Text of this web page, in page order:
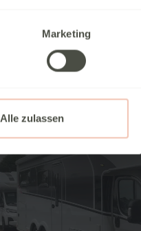
Marketing
Alle zulassen